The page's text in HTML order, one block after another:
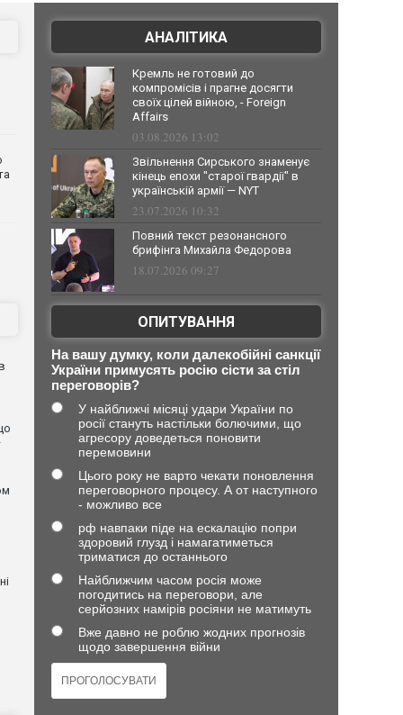
АНАЛІТИКА
Кремль не готовий до
компромісів і прагне досягти
своїх цілей війною, - Foreign
Affairs
03.08.2026 13:02
Звільнення Сирського знаменує
кінець епохи "старої гвардії" в
українській армії — NYT
23.07.2026 10:32
Повний текст резонансного
брифінга Михайла Федорова
18.07.2026 09:27
ОПИТУВАННЯ
На вашу думку, коли далекобійні санкції
України примусять росію сісти за стіл
переговорів?
У найближчі місяці удари України по
росії стануть настільки болючими, що
агресору доведеться поновити
перемовини
Цього року не варто чекати поновлення
переговорного процесу. А от наступного
- можливо все
рф навпаки піде на ескалацію попри
здоровий глузд і намагатиметься
триматися до останнього
Найближчим часом росія може
погодитись на переговори, але
серйозних намірів росіяни не матимуть
Вже давно не роблю жодних прогнозів
щодо завершення війни